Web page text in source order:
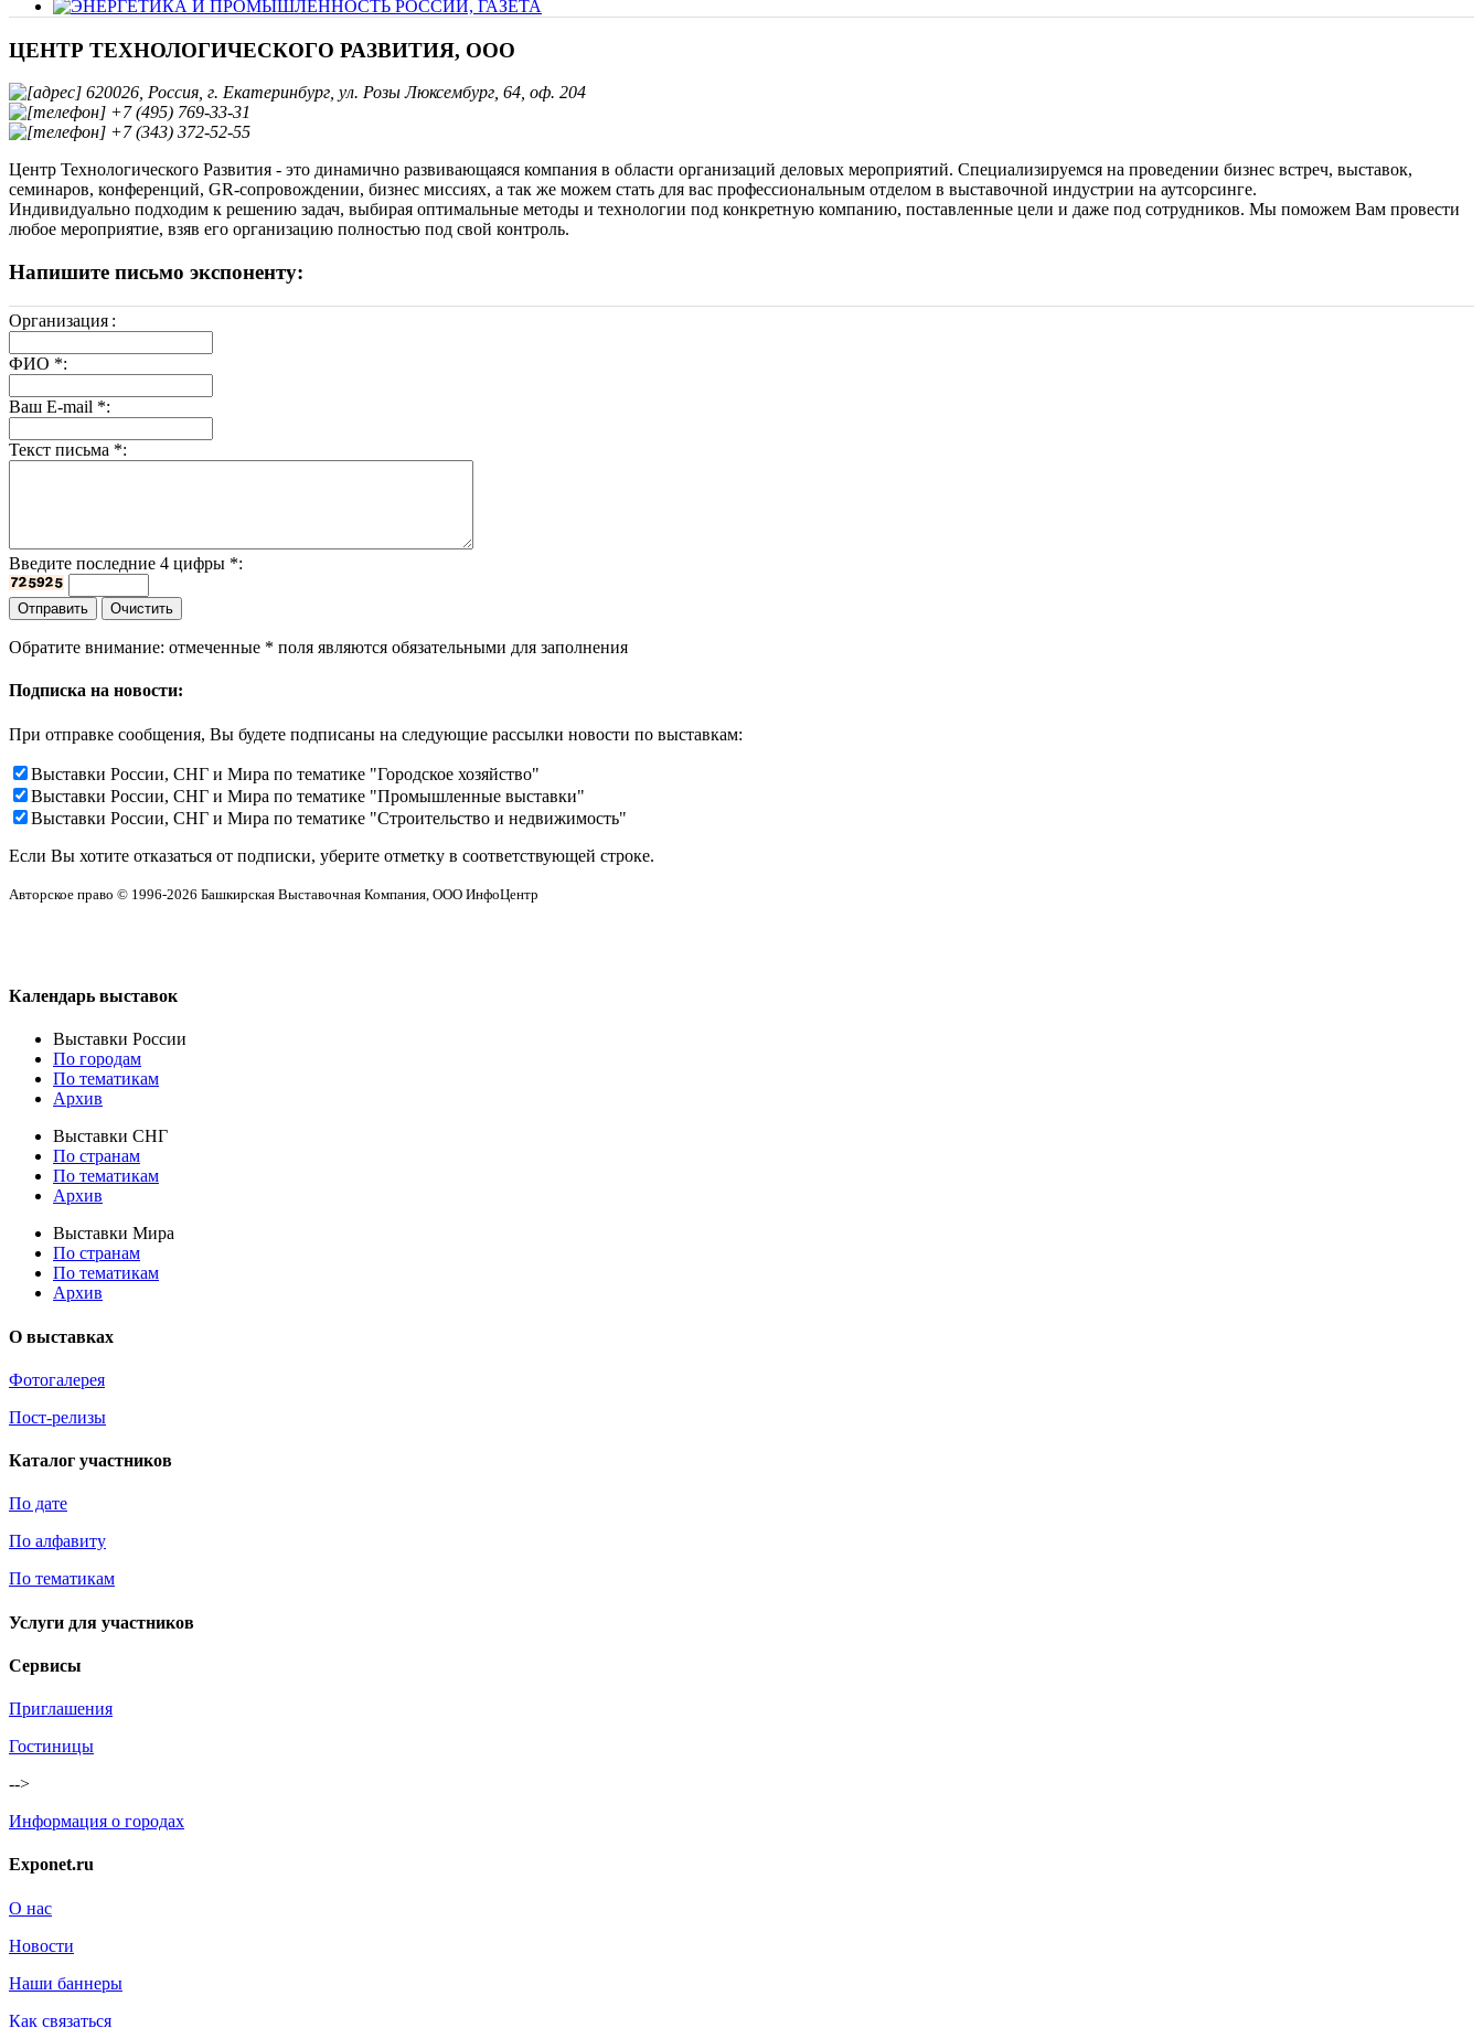
ЦЕНТР ТЕХНОЛОГИЧЕСКОГО РАЗВИТИЯ, ООО
620026, Россия, г. Екатеринбург, ул. Розы Люксембург, 64, оф. 204
+7 (495) 769-33-31
+7 (343) 372-52-55
Центр Технологического Развития - это динамично развивающаяся компания в области организаций деловых мероприятий. Специализируемся на проведении бизнес встреч, выставок,
семинаров, конференций, GR-сопровождении, бизнес миссиях, а так же можем стать для вас профессиональным отделом в выставочной индустрии на аутсорсинге.
Индивидуально подходим к решению задач, выбирая оптимальные методы и технологии под конкретную компанию, поставленные цели и даже под сотрудников. Мы поможем Вам провести
любое мероприятие, взяв его организацию полностью под свой контроль.
Напишите письмо экспоненту:
Организация :
ФИО *:
Ваш E-mail *:
Текст письма *:
Введите последние 4 цифры *:
Обратите внимание: отмеченные * поля являются обязательными для заполнения
Подписка на новости:
При отправке сообщения, Вы будете подписаны на следующие рассылки новости по выставкам:
Выставки России, СНГ и Мира по тематике "Городское хозяйство"
Выставки России, СНГ и Мира по тематике "Промышленные выставки"
Выставки России, СНГ и Мира по тематике "Строительство и недвижимость"
Если Вы хотите отказаться от подписки, уберите отметку в соответствующей строке.
Авторское право © 1996-2026 Башкирская Выставочная Компания, ООО ИнфоЦентр
Календарь выставок
Выставки России
По городам
По тематикам
Архив
Выставки СНГ
По странам
По тематикам
Архив
Выставки Мира
По странам
По тематикам
Архив
О выставках
Фотогалерея
Пост-релизы
Каталог участников
По дате
По алфавиту
По тематикам
Услуги для участников
Сервисы
Приглашения
Гостиницы
-->
Информация о городах
Exponet.ru
О нас
Новости
Наши баннеры
Как связаться